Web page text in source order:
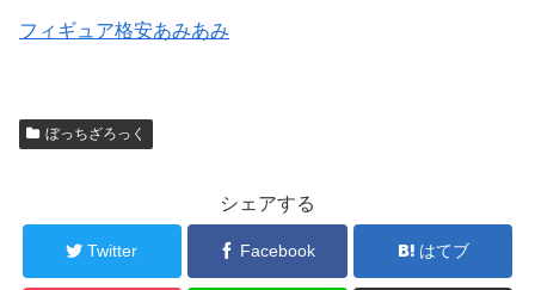
フィギュア格安あみあみ
ぼっちざろっく
シェアする
Twitter Facebook はてブ